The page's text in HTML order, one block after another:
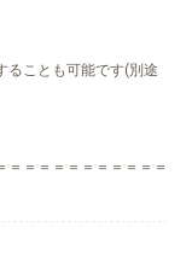
ることも可能です(別途
＝＝＝＝＝＝＝＝＝＝＝